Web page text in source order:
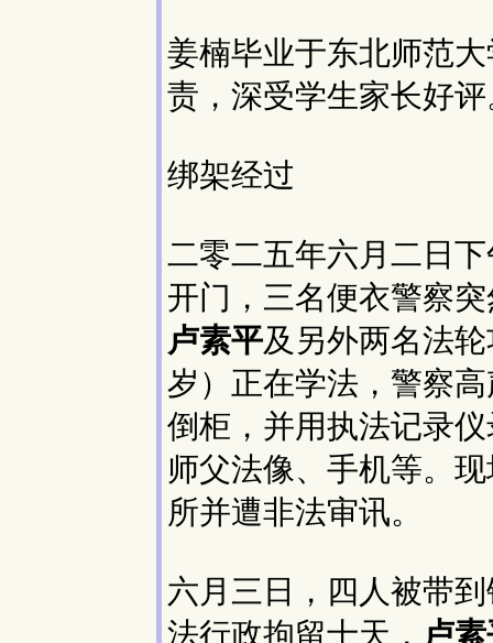
姜楠毕业于东北师范
责，深受学生家长好
绑架经过
二零二五年六月二日
开门，三名便衣警察
卢素平及另外两名法
岁）正在学法，警察
倒柜，并用执法记录
师父法像、手机等。
所并遭非法审讯。
六月三日，四人被带
法行政拘留十天， 卢